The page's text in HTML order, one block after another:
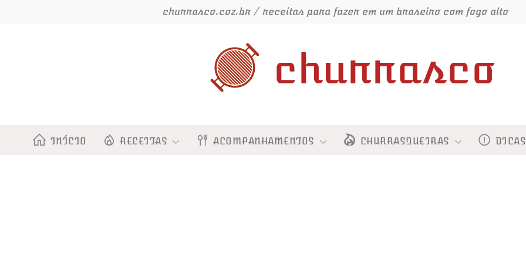
churrasco.coz.br / receitas para fazer em um braseiro com fogo alto
churrasco
INÍCIO RECEITAS ACOMPANHAMENTOS CHURRASQUEIRAS DICAS